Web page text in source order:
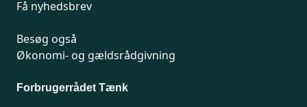
Få nyhedsbrev
Besøg også
Økonomi- og gældsrådgivning
Forbrugerrådet Tænk